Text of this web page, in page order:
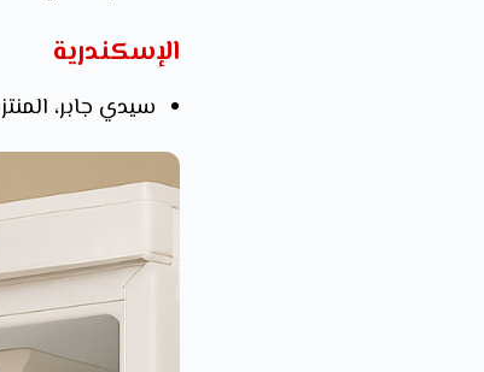
الإسكندرية
سيدي جابر،